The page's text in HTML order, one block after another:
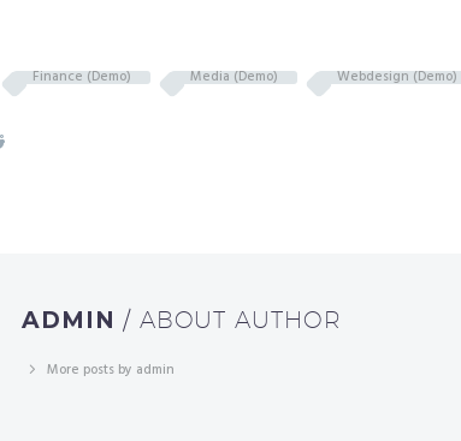
Finance (Demo) Media (Demo) Webdesign (Demo)
ADMIN / ABOUT AUTHOR
More posts by admin